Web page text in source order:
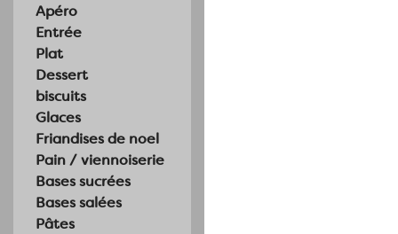
Apéro
Entrée
Plat
Dessert
biscuits
Glaces
Friandises de noel
Pain / viennoiserie
Bases sucrées
Bases salées
Pâtes